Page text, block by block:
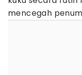
mencegah